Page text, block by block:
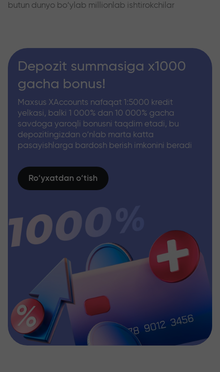
butun dunyo bo‘ylab millionlab ishtirokchilar
Depozit summasiga x1000
gacha bonus!
Maxsus XAccounts nafaqat 1:5000 kredit
yelkasi, balki 1 000% dan 10 000% gacha
savdoga yaroqli bonusni taqdim etadi, bu
depozitingizdan o‘nlab marta katta
pasayishlarga bardosh berish imkonini beradi
Ro‘yxatdan o‘tish